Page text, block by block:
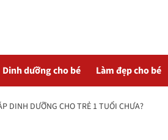
Dinh dưỡng cho bé Làm đẹp cho bé
DINH DƯỠNG CHO TRẺ 1 TUỔI CHƯA?